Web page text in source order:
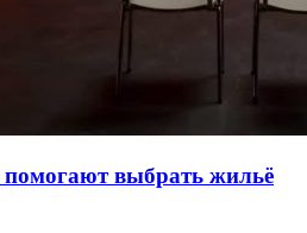
выбрать жильё